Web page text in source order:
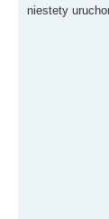
niestety